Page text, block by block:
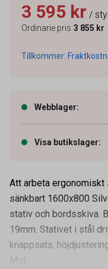
3 595 kr /
Ordinarie pris 3 855 kr
Tillkommer:
Webblager:
Visa butikslager:
Att arbeta ergonomiskt
sänkbart 1600x800
stativ och bordsskiva.
19mm. Stativet i stål
knappsats,
MotArtikelnummer